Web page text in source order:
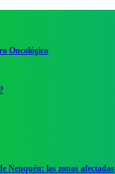
Oncológico
Neuquén: las zonas afectadas